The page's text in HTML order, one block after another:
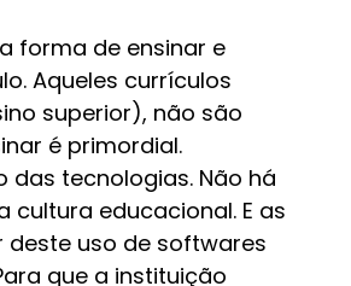
forma de ensinar e
Aqueles currículos
superior), não são
é primordial.
tecnologias. Não há
educacional. E as
deste uso de softwares
que a instituição